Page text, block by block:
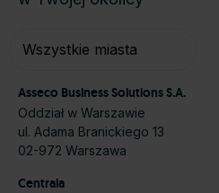
Asseco Business Solutions S.A.
Oddział w Warszawie
ul. Adama Branickiego 13
02-972 Warszawa
Centrala